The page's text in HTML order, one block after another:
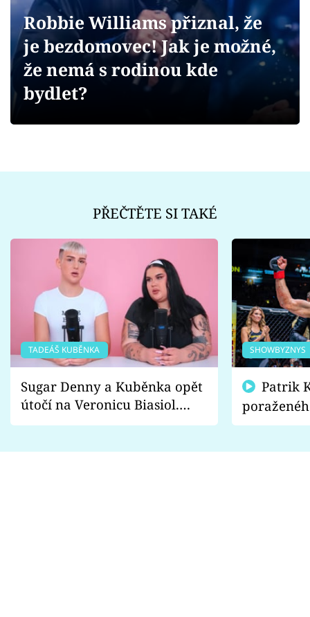
Videa
Sledujte prima+
Robbie Williams přiznal, že
je bezdomovec! Jak je možné,
že nemá s rodinou kde
bydlet?
PŘEČTĚTE SI TAKÉ
TADEÁŠ KUBĚNKA
Sugar Denny a Kuběnka opět
útočí na Veronicu Biasiol.
Proč je podle nich falešná a
SHOWBYZNYS
fanoušci